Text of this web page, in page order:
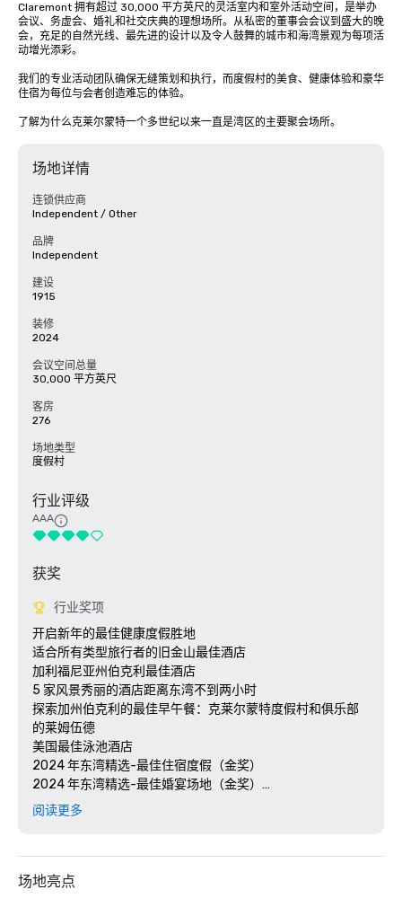
Claremont 拥有超过 30,000 平方英尺的灵活室内和室外活动空间，是举办
会议、务虚会、婚礼和社交庆典的理想场所。从私密的董事会会议到盛大的晚
会，充足的自然光线、最先进的设计以及令人鼓舞的城市和海湾景观为每项活
动增光添彩。
我们的专业活动团队确保无缝策划和执行，而度假村的美食、健康体验和豪华
住宿为每位与会者创造难忘的体验。
了解为什么克莱尔蒙特一个多世纪以来一直是湾区的主要聚会场所。
场地详情
连锁供应商
Independent / Other
品牌
Independent
建设
1915
装修
2024
会议空间总量
30,000 平方英尺
客房
276
场地类型
度假村
行业评级
AAA
获奖
行业奖项
开启新年的最佳健康度假胜地
适合所有类型旅行者的旧金山最佳酒店
加利福尼亚州伯克利最佳酒店
5 家风景秀丽的酒店距离东湾不到两小时
探索加州伯克利的最佳早午餐：克莱尔蒙特度假村和俱乐部
的莱姆伍德
美国最佳泳池酒店
2024 年东湾精选-最佳住宿度假（金奖）
2024 年东湾精选-最佳婚宴场地（金奖）
2024 年东湾最佳-最佳酒店酒吧（莱姆伍德银奖）
大学城20家最佳酒店
大湾区 15 个最佳水疗中心
阅读更多
场地亮点